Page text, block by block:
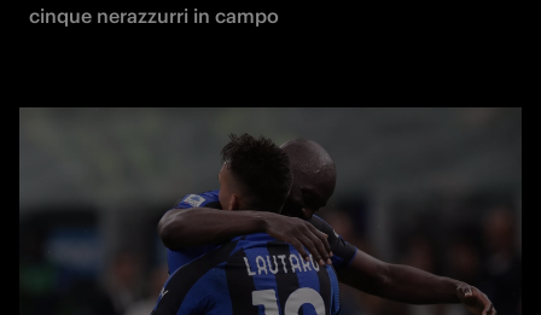
cinque nerazzurri in campo